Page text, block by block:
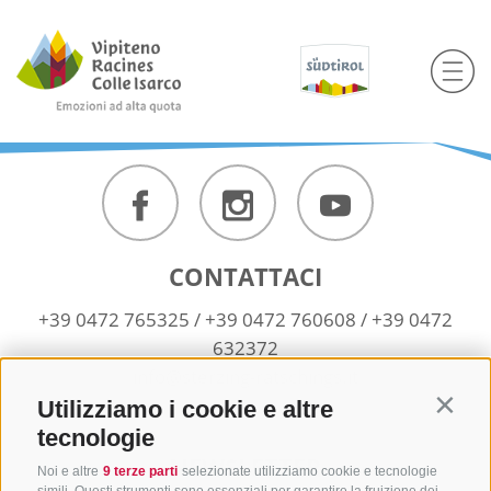
Utilizziamo i cookie e altre
tecnologie
Noi e altre 9 terze parti selezionate utilizziamo cookie e tecnologie
CONTATTACI
+39 0472 765325 / +39 0472 760608 / +39 0472
632372
NEWSLETTER